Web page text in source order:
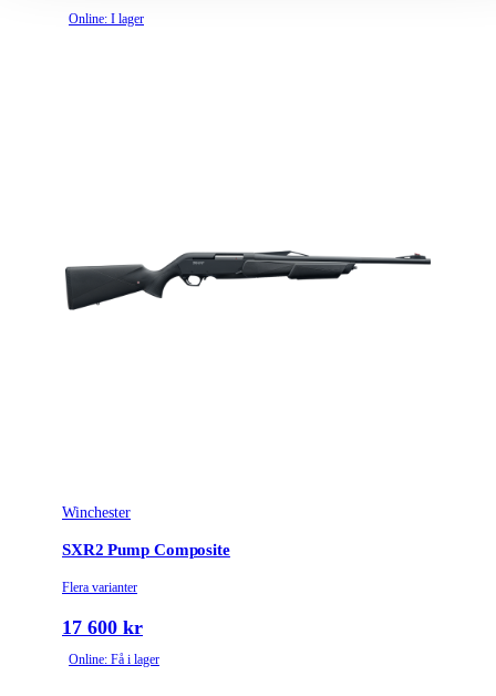
Online: I lager
Winchester
SXR2 Pump Composite
Flera varianter
17 600 kr
Online: Få i lager